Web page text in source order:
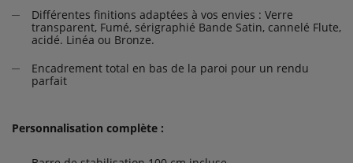
Différentes finitions adaptées à vos envies : Verre
transparent, Fumé, sérigraphié Bande Satin, cannelé Flute,
acidé. Linéa ou Bronze.
Encadrement total en bas de la paroi pour un rendu
parfait
Personnalisation complète :